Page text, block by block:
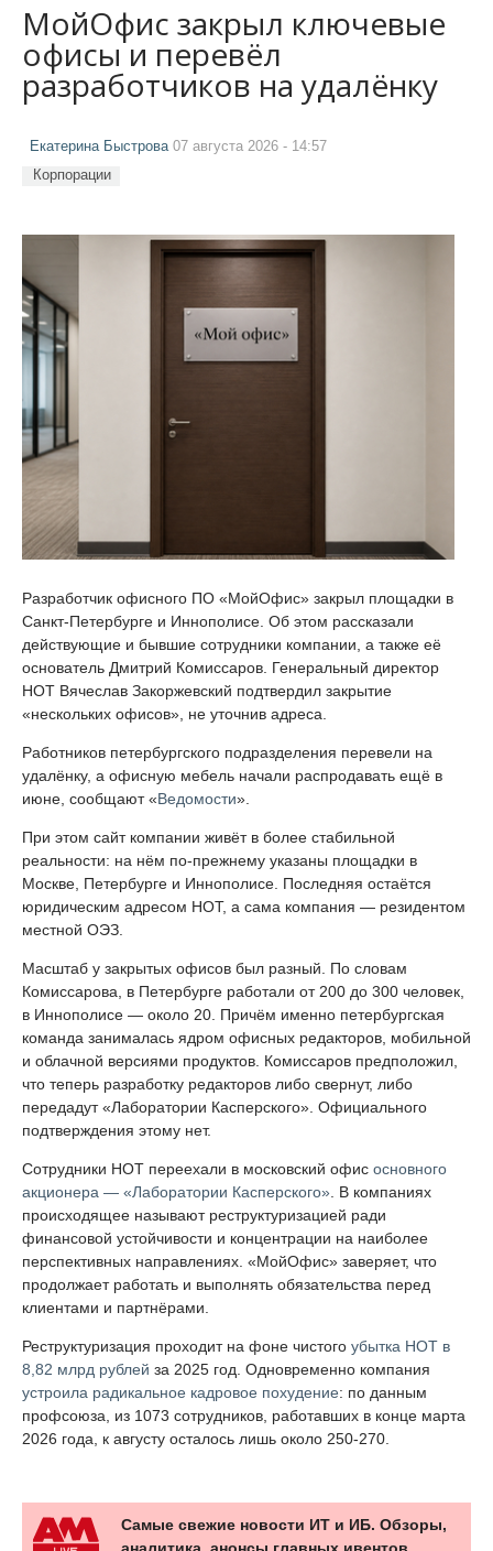
МойОфис закрыл ключевые
офисы и перевёл
разработчиков на удалёнку
Екатерина Быстрова07 августа 2026 - 14:57
Корпорации
Разработчик офисного ПО «МойОфис» закрыл площадки в
Санкт-Петербурге и Иннополисе. Об этом рассказали
действующие и бывшие сотрудники компании, а также её
основатель Дмитрий Комиссаров. Генеральный директор
НОТ Вячеслав Закоржевский подтвердил закрытие
«нескольких офисов», не уточнив адреса.
Работников петербургского подразделения перевели на
удалёнку, а офисную мебель начали распродавать ещё в
июне, сообщают «Ведомости».
При этом сайт компании живёт в более стабильной
реальности: на нём по-прежнему указаны площадки в
Москве, Петербурге и Иннополисе. Последняя остаётся
юридическим адресом НОТ, а сама компания — резидентом
местной ОЭЗ.
Масштаб у закрытых офисов был разный. По словам
Комиссарова, в Петербурге работали от 200 до 300 человек,
в Иннополисе — около 20. Причём именно петербургская
команда занималась ядром офисных редакторов, мобильной
и облачной версиями продуктов. Комиссаров предположил,
что теперь разработку редакторов либо свернут, либо
передадут «Лаборатории Касперского». Официального
подтверждения этому нет.
Сотрудники НОТ переехали в московский офис основного
акционера — «Лаборатории Касперского» . В компаниях
происходящее называют реструктуризацией ради
финансовой устойчивости и концентрации на наиболее
перспективных направлениях. «МойОфис» заверяет, что
продолжает работать и выполнять обязательства перед
клиентами и партнёрами.
Реструктуризация проходит на фоне чистого убытка НОТ в
8,82 млрд рублей за 2025 год. Одновременно компания
устроила радикальное кадровое похудение: по данным
профсоюза, из 1073 сотрудников, работавших в конце марта
2026 года, к августу осталось лишь около 250-270.
Самые свежие новости ИТ и ИБ. Обзоры,